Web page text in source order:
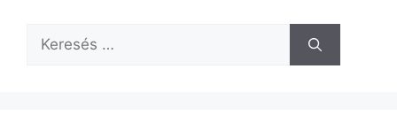
Keresés: